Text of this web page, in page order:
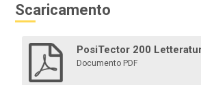
Scaricamento
PosiTector 200
Documento PDF